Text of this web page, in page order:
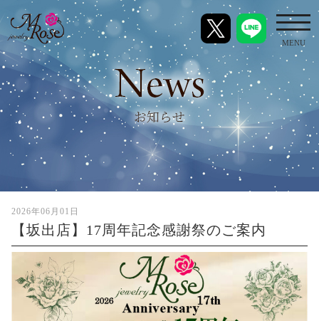
MENU
2026年06月01日
【坂出店】17周年記念感謝祭のご案内